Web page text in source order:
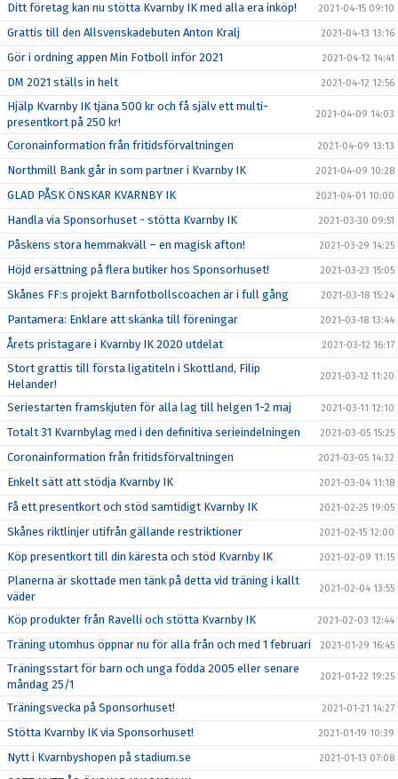
Ditt företag kan nu stötta Kvarnby IK med alla era inköp! 2021-04-15 09:10
Grattis till den Allsvenskadebuten Anton Kralj 2021-04-13 13:16
Gör i ordning appen Min Fotboll inför 2021 2021-04-12 14:41
DM 2021 ställs in helt 2021-04-12 12:56
Hjälp Kvarnby IK tjäna 500 kr och få själv ett multi-
presentkort på 250 kr!
2021-04-09 14:03
Coronainformation från fritidsförvaltningen 2021-04-09 13:13
Northmill Bank går in som partner i Kvarnby IK 2021-04-09 10:28
GLAD PÅSK ÖNSKAR KVARNBY IK 2021-04-01 10:00
Handla via Sponsorhuset - stötta Kvarnby IK 2021-03-30 09:51
Påskens stora hemmakväll – en magisk afton! 2021-03-29 14:25
Höjd ersättning på flera butiker hos Sponsorhuset! 2021-03-23 15:05
Skånes FF:s projekt Barnfotbollscoachen är i full gång 2021-03-18 15:24
Pantamera: Enklare att skänka till föreningar 2021-03-18 13:44
Årets pristagare i Kvarnby IK 2020 utdelat 2021-03-12 16:17
Stort grattis till första ligatiteln i Skottland, Filip
Helander!
2021-03-12 11:20
Seriestarten framskjuten för alla lag till helgen 1-2 maj 2021-03-11 12:10
Totalt 31 Kvarnbylag med i den definitiva serieindelningen 2021-03-05 15:25
Coronainformation från fritidsförvaltningen 2021-03-05 14:32
Enkelt sätt att stödja Kvarnby IK 2021-03-04 11:18
Få ett presentkort och stöd samtidigt Kvarnby IK 2021-02-25 19:05
Skånes riktlinjer utifrån gällande restriktioner 2021-02-15 12:00
Köp presentkort till din käresta och stöd Kvarnby IK 2021-02-09 11:15
Planerna är skottade men tänk på detta vid träning i kallt
väder
2021-02-04 13:55
Köp produkter från Ravelli och stötta Kvarnby IK 2021-02-03 12:44
Träning utomhus öppnar nu för alla från och med 1 februari 2021-01-29 16:45
Träningsstart för barn och unga födda 2005 eller senare
måndag 25/1
2021-01-22 19:25
Träningsvecka på Sponsorhuset! 2021-01-21 14:27
Stötta Kvarnby IK via Sponsorhuset! 2021-01-19 10:39
Nytt i Kvarnbyshopen på stadium.se 2021-01-13 07:08